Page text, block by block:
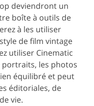
deviendront un
boîte à outils de
à les utiliser
de film vintage
utiliser Cinematic
portraits, les photos
équilibré et peut
éditoriales, de
vie.